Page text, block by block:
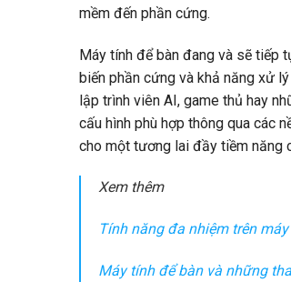
mềm đến phần cứng.
Máy tính để bàn đang và sẽ tiếp
biến phần cứng và khả năng xử
lập trình viên AI, game thủ hay
cấu hình phù hợp thông qua các
cho một tương lai đầy tiềm năng
Xem thêm
Tính năng đa nhiệm trên
Máy tính để bàn và những